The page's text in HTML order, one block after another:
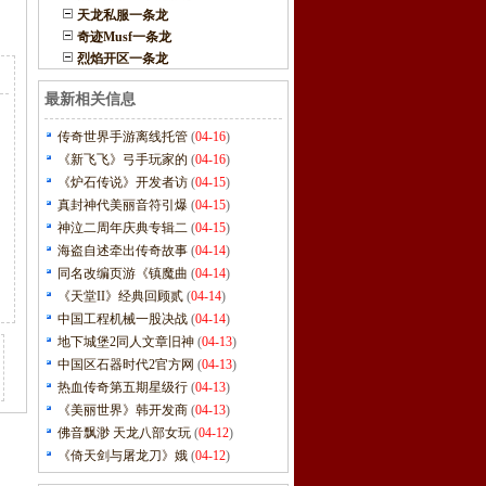
天龙私服一条龙
奇迹Musf一条龙
烈焰开区一条龙
最新相关信息
传奇世界手游离线托管 (04-16)
《新飞飞》弓手玩家的 (04-16)
《炉石传说》开发者访 (04-15)
真封神代美丽音符引爆 (04-15)
神泣二周年庆典专辑二 (04-15)
海盗自述牵出传奇故事 (04-14)
同名改编页游《镇魔曲 (04-14)
《天堂II》经典回顾贰 (04-14)
中国工程机械一股决战 (04-14)
地下城堡2同人文章旧神 (04-13)
中国区石器时代2官方网 (04-13)
热血传奇第五期星级行 (04-13)
《美丽世界》韩开发商 (04-13)
佛音飘渺 天龙八部女玩 (04-12)
《倚天剑与屠龙刀》娥 (04-12)